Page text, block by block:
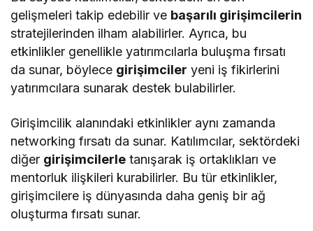
gelişmeleri takip edebilir ve başarılı girişimcilerin
stratejilerinden ilham alabilirler. Ayrıca, bu
etkinlikler genellikle yatırımcılarla buluşma fırsatı
da sunar, böylece girişimciler yeni iş fikirlerini
yatırımcılara sunarak destek bulabilirler.
Girişimcilik alanındaki etkinlikler aynı zamanda
networking fırsatı da sunar. Katılımcılar, sektördeki
diğer girişimcilerle tanışarak iş ortaklıkları ve
mentorluk ilişkileri kurabilirler. Bu tür etkinlikler,
girişimcilere iş dünyasında daha geniş bir ağ
oluşturma fırsatı sunar.